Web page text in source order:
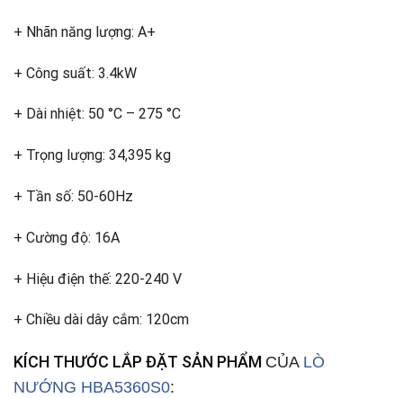
+ Nhãn năng lượng: A+
+ Công suất: 3.4kW
+ Dài nhiệt: 50 °C – 275 °C
+ Trọng lượng: 34,395 kg
+ Tần số: 50-60Hz
+ Cường độ: 16A
+ Hiệu điện thế: 220-240 V
+ Chiều dài dây cắm: 120cm
KÍCH THƯỚC LẮP ĐẶT SẢN PHẨM CỦA LÒ
NƯỚNG HBA5360S0: